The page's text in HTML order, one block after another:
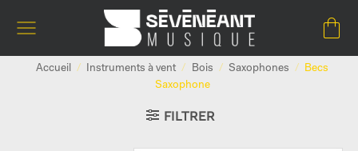
Accueil / Instruments à vent / Bois / Saxophones /
Becs
Saxophone
FILTRER